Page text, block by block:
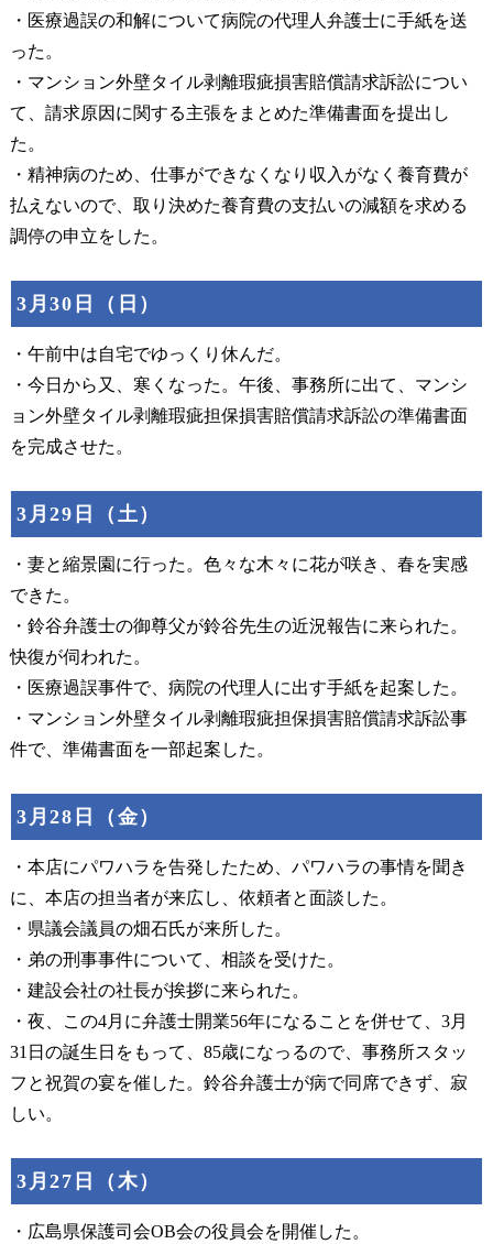
・医療過誤の和解について病院の代理人弁護士に手紙を送
った。
・マンション外壁タイル剥離瑕疵損害賠償請求訴訟につい
て、請求原因に関する主張をまとめた準備書面を提出し
た。
・精神病のため、仕事ができなくなり収入がなく養育費が
払えないので、取り決めた養育費の支払いの減額を求める
調停の申立をした。
3月30日（日）
・午前中は自宅でゆっくり休んだ。
・今日から又、寒くなった。午後、事務所に出て、マンシ
ョン外壁タイル剥離瑕疵担保損害賠償請求訴訟の準備書面
を完成させた。
3月29日（土）
・妻と縮景園に行った。色々な木々に花が咲き、春を実感
できた。
・鈴谷弁護士の御尊父が鈴谷先生の近況報告に来られた。
快復が伺われた。
・医療過誤事件で、病院の代理人に出す手紙を起案した。
・マンション外壁タイル剥離瑕疵担保損害賠償請求訴訟事
件で、準備書面を一部起案した。
3月28日（金）
・本店にパワハラを告発したため、パワハラの事情を聞き
に、本店の担当者が来広し、依頼者と面談した。
・県議会議員の畑石氏が来所した。
・弟の刑事事件について、相談を受けた。
・建設会社の社長が挨拶に来られた。
・夜、この4月に弁護士開業56年になることを併せて、3月
31日の誕生日をもって、85歳になっるので、事務所スタッ
フと祝賀の宴を催した。鈴谷弁護士が病で同席できず、寂
しい。
3月27日（木）
・広島県保護司会OB会の役員会を開催した。